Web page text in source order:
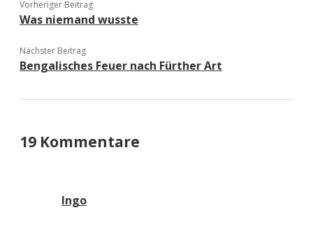
Vorheriger Beitrag
Was niemand wusste
Nächster Beitrag
Bengalisches Feuer nach Fürther Art
19 Kommentare
Ingo